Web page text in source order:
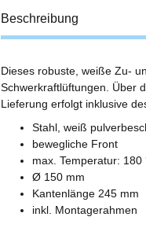
Beschreibung
Dieses robuste, weiße Zu-
Schwerkraftlüftungen. Über
Lieferung erfolgt inklusive
Stahl, weiß
bewegliche Front
max. Temperatur: 180
Ø 150 mm
Kantenlänge 245 mm
inkl. Montagerahmen